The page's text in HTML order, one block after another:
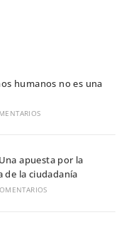
humanos no es una
apuesta por la
de la ciudadanía